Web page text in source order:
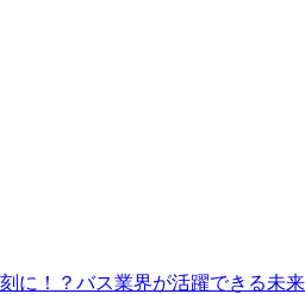
に！？バス業界が活躍できる未